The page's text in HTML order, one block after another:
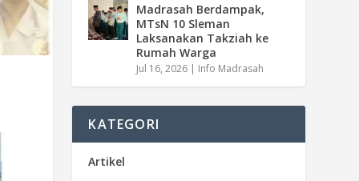
Madrasah Berdampak,
MTsN 10 Sleman
Laksanakan Takziah ke
Rumah Warga
Jul 16, 2026 | Info Madrasah
KATEGORI
Artikel